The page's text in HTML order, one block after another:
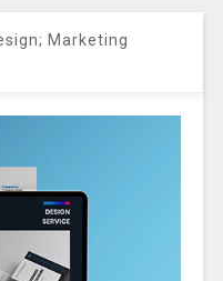
Marketing